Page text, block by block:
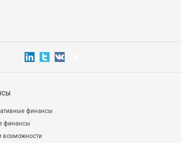
финансы
финансы
возможности